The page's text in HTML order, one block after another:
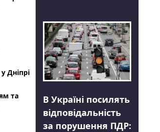
Дніпрі
та
В Україні посилять
відповідальність
за порушення ПДР: